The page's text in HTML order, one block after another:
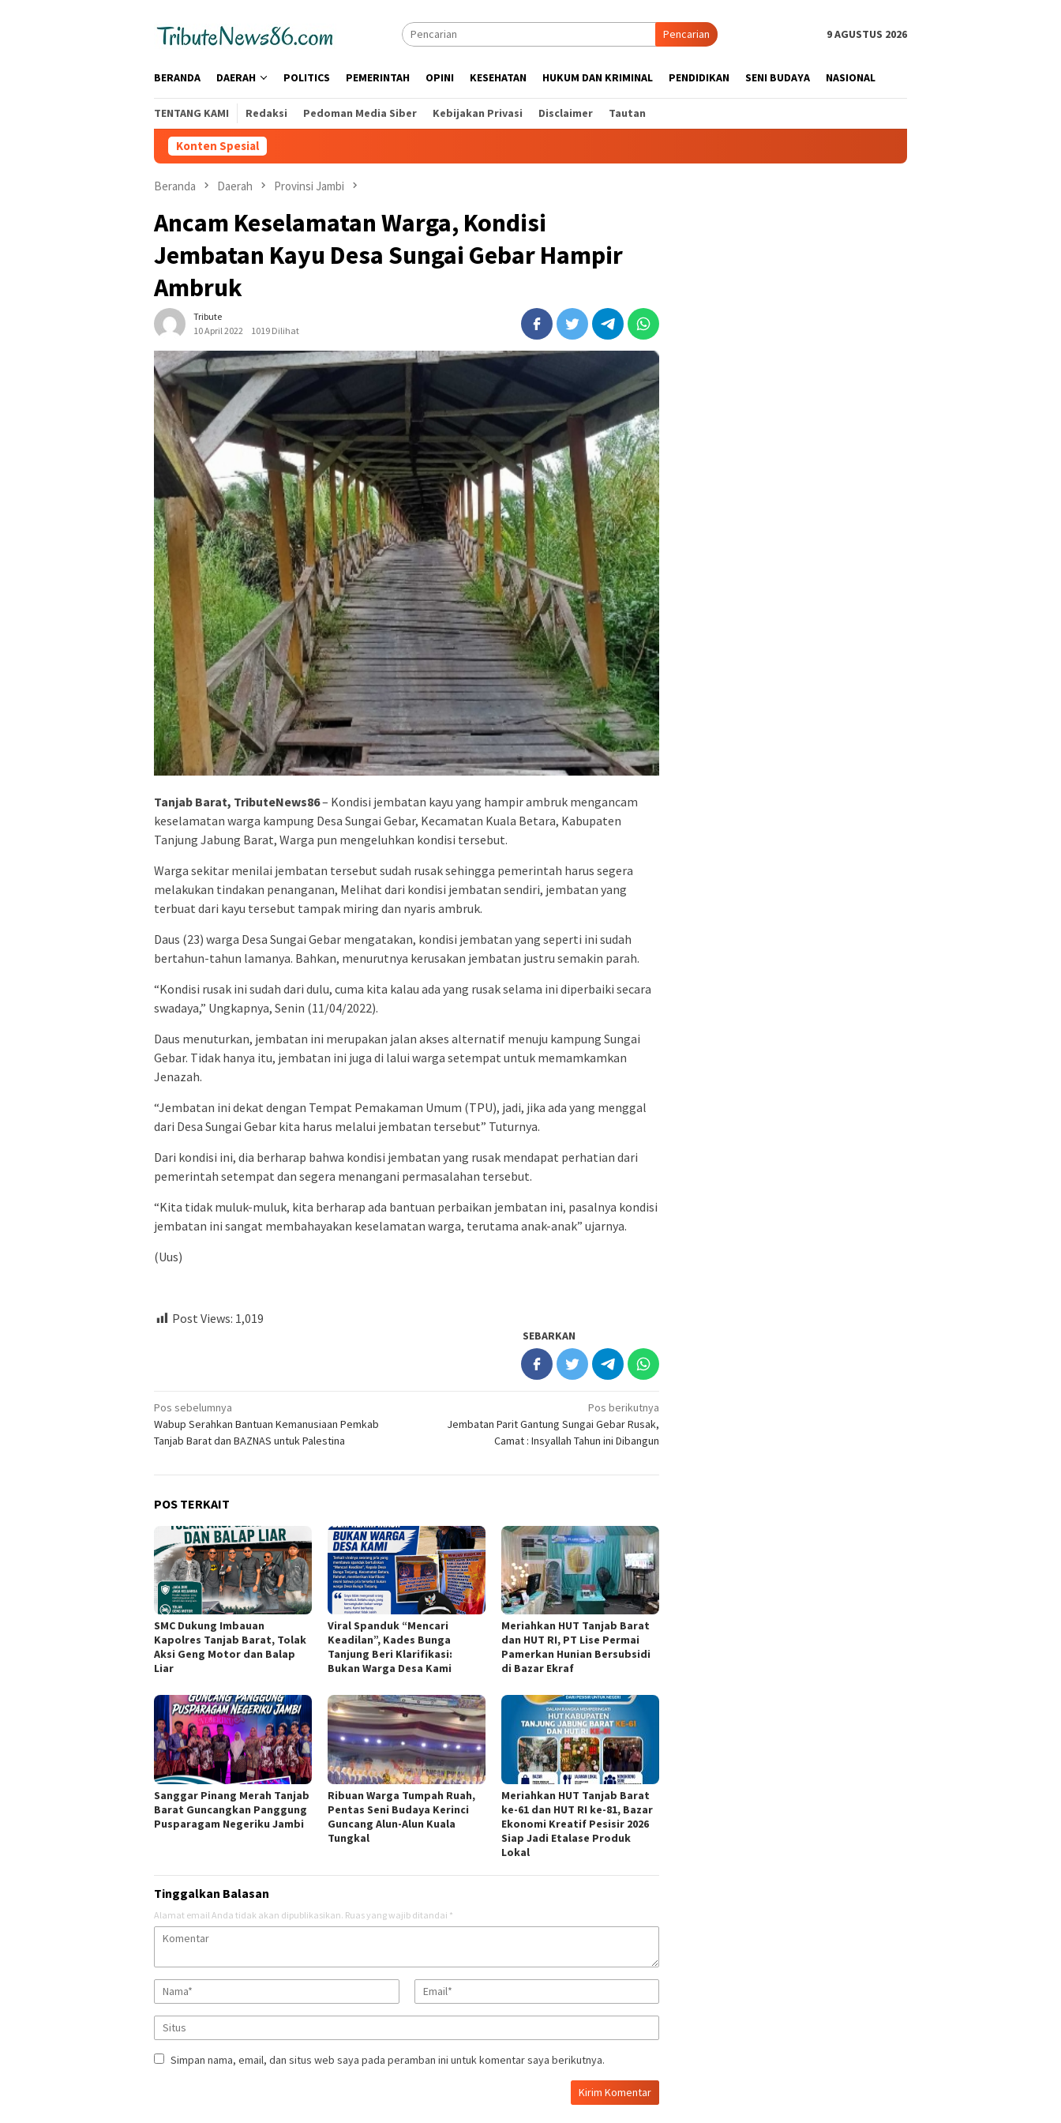
Pencarian 9 AGUSTUS 2026
BERANDA DAERAH POLITICS PEMERINTAH OPINI KESEHATAN HUKUM DAN KRIMINAL PENDIDIKAN SENI BUDAYA NASIONAL
TENTANG KAMI Redaksi Pedoman Media Siber Kebijakan Privasi Disclaimer Tautan
Konten Spesial
Beranda Daerah Provinsi Jambi
Ancam Keselamatan Warga, Kondisi
Jembatan Kayu Desa Sungai Gebar Hampir
Ambruk
Tribute
10 April 2022
1019 Dilihat
Tanjab Barat, TributeNews86– Kondisi jembatan kayu yang hampir ambruk mengancam
keselamatan warga kampung Desa Sungai Gebar, Kecamatan Kuala Betara, Kabupaten
Tanjung Jabung Barat, Warga pun mengeluhkan kondisi tersebut.
Warga sekitar menilai jembatan tersebut sudah rusak sehingga pemerintah harus segera
melakukan tindakan penanganan, Melihat dari kondisi jembatan sendiri, jembatan yang
terbuat dari kayu tersebut tampak miring dan nyaris ambruk.
Daus (23) warga Desa Sungai Gebar mengatakan, kondisi jembatan yang seperti ini sudah
bertahun-tahun lamanya. Bahkan, menurutnya kerusakan jembatan justru semakin parah.
“Kondisi rusak ini sudah dari dulu, cuma kita kalau ada yang rusak selama ini diperbaiki secara
swadaya,” Ungkapnya, Senin (11/04/2022).
Daus menuturkan, jembatan ini merupakan jalan akses alternatif menuju kampung Sungai
Gebar. Tidak hanya itu, jembatan ini juga di lalui warga setempat untuk memamkamkan
Jenazah.
“Jembatan ini dekat dengan Tempat Pemakaman Umum (TPU), jadi, jika ada yang menggal
dari Desa Sungai Gebar kita harus melalui jembatan tersebut” Tuturnya.
Dari kondisi ini, dia berharap bahwa kondisi jembatan yang rusak mendapat perhatian dari
pemerintah setempat dan segera menangani permasalahan tersebut.
“Kita tidak muluk-muluk, kita berharap ada bantuan perbaikan jembatan ini, pasalnya kondisi
jembatan ini sangat membahayakan keselamatan warga, terutama anak-anak” ujarnya.
(Uus)
Post Views: 1,019
SEBARKAN
Navigasi
pos
Pos sebelumnya
Wabup Serahkan Bantuan Kemanusiaan Pemkab
Tanjab Barat dan BAZNAS untuk Palestina
Pos berikutnya
Jembatan Parit Gantung Sungai Gebar Rusak,
Camat : Insyallah Tahun ini Dibangun
POS TERKAIT
SMC Dukung Imbauan
Kapolres Tanjab Barat, Tolak
Aksi Geng Motor dan Balap
Liar
Viral Spanduk “Mencari
Keadilan”, Kades Bunga
Tanjung Beri Klarifikasi:
Bukan Warga Desa Kami
Meriahkan HUT Tanjab Barat
dan HUT RI, PT Lise Permai
Pamerkan Hunian Bersubsidi
di Bazar Ekraf
Sanggar Pinang Merah Tanjab
Barat Guncangkan Panggung
Pusparagam Negeriku Jambi
Ribuan Warga Tumpah Ruah,
Pentas Seni Budaya Kerinci
Guncang Alun-Alun Kuala
Tungkal
Meriahkan HUT Tanjab Barat
ke-61 dan HUT RI ke-81, Bazar
Ekonomi Kreatif Pesisir 2026
Siap Jadi Etalase Produk
Lokal
Tinggalkan Balasan
Alamat email Anda tidak akan dipublikasikan. Ruas yang wajib ditandai *
Simpan nama, email, dan situs web saya pada peramban ini untuk komentar saya berikutnya.